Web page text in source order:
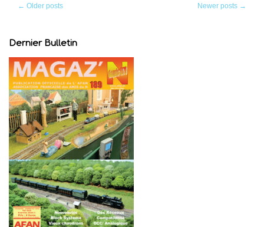
Posts
navigation
← Older posts Newer posts →
Dernier Bulletin